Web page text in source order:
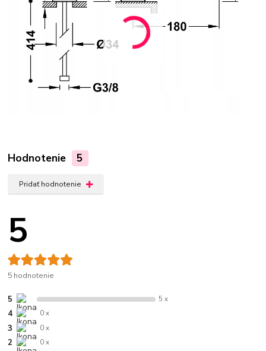
Hodnotenie 5
Pridať hodnotenie
5
5 hodnotenie
5 5 x
4 0 x
3 0 x
2 0 x